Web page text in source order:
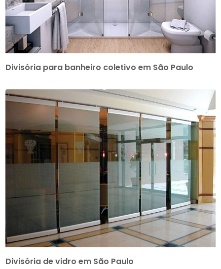
Divisória para banheiro coletivo em São Paulo
Divisória de vidro em São Paulo